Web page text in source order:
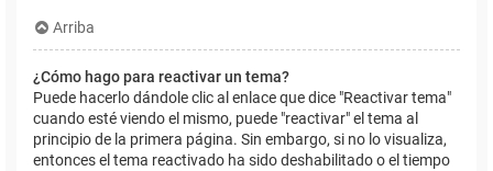
Arriba
¿Cómo hago para reactivar un tema?
Puede hacerlo dándole clic al enlace que dice "Reactivar tema"
cuando esté viendo el mismo, puede "reactivar" el tema al
principio de la primera página. Sin embargo, si no lo visualiza,
entonces el tema reactivado ha sido deshabilitado o el tiempo